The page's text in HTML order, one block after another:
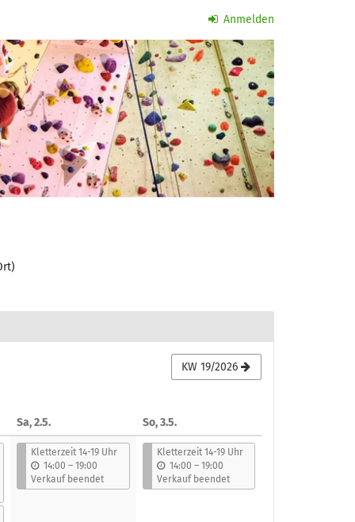
Anmelden
KW 19/2026
Sa, 2.5.
Kletterzeit 14-19 Uhr
14:00 –b
i
s
19:00
Verkauf beendet
So, 3.5.
Kletterzeit 14-19 Uhr
14:00 –b
i
s
19:00
Verkauf beendet